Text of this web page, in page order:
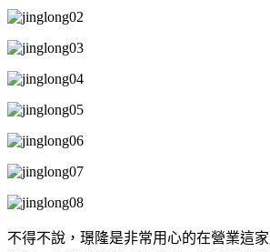
不得不說，璟隆是非常用心的在營業這